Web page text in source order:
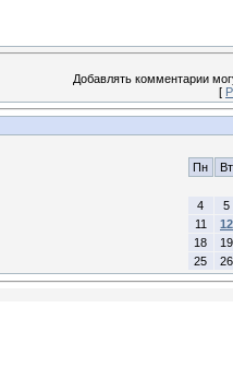
Добавлять комментарии
[
Пн Вт
4
5
11
12
18
19
25
26